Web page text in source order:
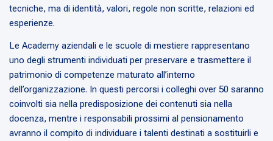
tecniche, ma di identità, valori, regole non scritte, relazioni ed
esperienze.
Le Academy aziendali e le scuole di mestiere rappresentano
uno degli strumenti individuati per preservare e trasmettere il
patrimonio di competenze maturato all’interno
dell’organizzazione. In questi percorsi i colleghi over 50 saranno
coinvolti sia nella predisposizione dei contenuti sia nella
docenza, mentre i responsabili prossimi al pensionamento
avranno il compito di individuare i talenti destinati a sostituirli e